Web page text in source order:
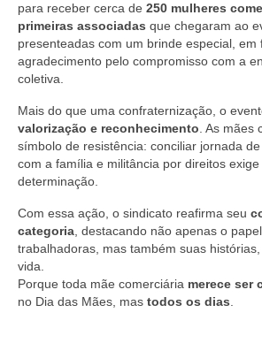
para receber cerca de 250 mulheres
primeiras associadas que chegaram ao
presenteadas com um brinde especial, em
agradecimento pelo compromisso com a
coletiva.
Mais do que uma confraternização, o
valorização e reconhecimento. As mães
símbolo de resistência: conciliar jornada
com a família e militância por direitos
determinação.
Com essa ação, o sindicato reafirma seu
categoria, destacando não apenas o
trabalhadoras, mas também suas
vida.
Porque toda mãe comerciária merece ser
no Dia das Mães, mas todos os dias.